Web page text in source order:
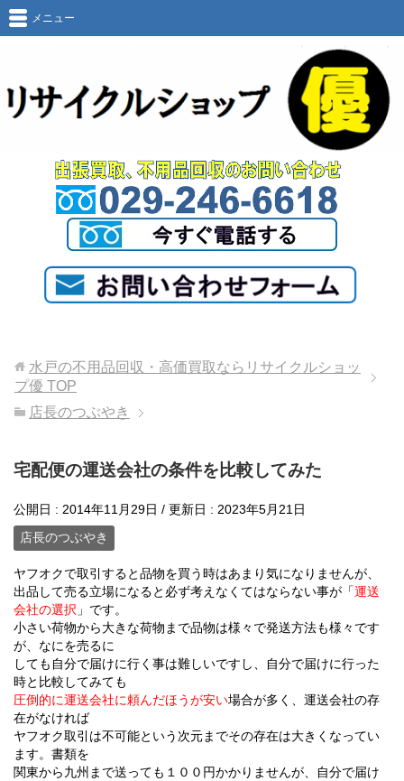
メニュー
水戸の不用品回収・高価買取ならリサイクルショッ
プ優 TOP
店長のつぶやき
宅配便の運送会社の条件を比較してみた
公開日 : 2014年11月29日 / 更新日 : 2023年5月21日
店長のつぶやき
ヤフオクで取引すると品物を買う時はあまり気になりませんが、
出品して売る立場になると必ず考えなくてはならない事が「運送
会社の選択 」です。
小さい荷物から大きな荷物まで品物は様々で発送方法も様々です
が、なにを売るに
しても自分で届けに行く事は難しいですし、自分で届けに行った
時と比較してみても
圧倒的に運送会社に頼んだほうが安い場合が多く、運送会社の存
在がなければ
ヤフオク取引は不可能という次元までその存在は大きくなってい
ます。書類を
関東から九州まで送っても１００円かかりませんが、自分で届け